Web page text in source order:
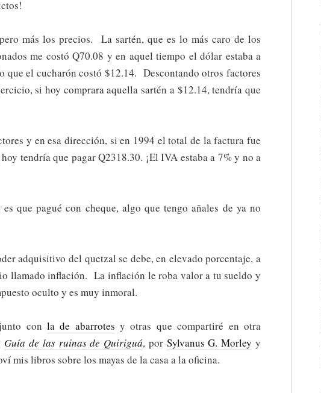
más los precios. La sartén, que es lo más caro de los
me costó Q70.08 y en aquel tiempo el dólar estaba a
que el cucharón costó $12.14. Descontando otros factores
si hoy comprara aquella sartén a $12.14, tendría que
y en esa dirección, si en 1994 el total de la factura fue
tendría que pagar Q2318.30. ¡El IVA estaba a 7% y no a
que pagué con cheque, algo que tengo añales de ya no
adquisitivo del quetzal se debe, en elevado porcentaje, a
llamado inflación. La inflación le roba valor a tu sueldo y
oculto y es muy inmoral.
con la de abarrotes y otras que compartiré en otra
Guía de las ruinas de Quiriguá, por Sylvanus G. Morley y
mis libros sobre los mayas de la casa a la oficina.